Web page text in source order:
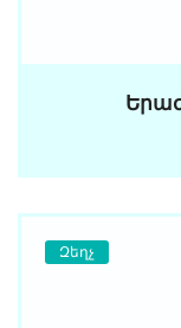
Զեղչ